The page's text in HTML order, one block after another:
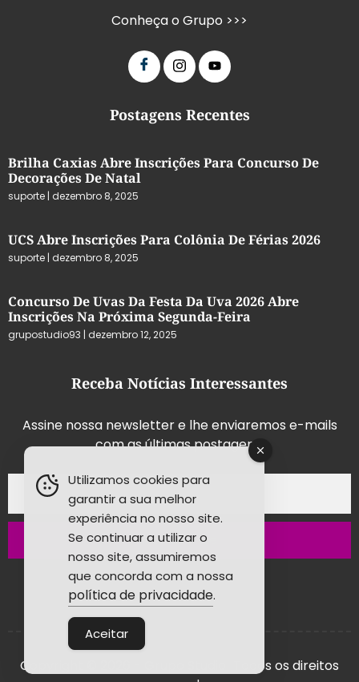
Conheça o Grupo >>>
Postagens Recentes
Brilha Caxias Abre Inscrições Para Concurso De
Decorações De Natal
suporte dezembro 8, 2025
UCS Abre Inscrições Para Colônia De Férias 2026
suporte dezembro 8, 2025
Concurso De Uvas Da Festa Da Uva 2026 Abre
Inscrições Na Próxima Segunda-Feira
grupostudio93 dezembro 12, 2025
Receba Notícias Interessantes
Assine nossa newsletter e lhe enviaremos e-mails
com as últimas postagens.
Inscrever-se
Copyright © 2026 - Grupo Studio! Todos os direitos
Utilizamos cookies para
garantir a sua melhor
experiência no nosso site.
Se continuar a utilizar o
nosso site, assumiremos
que concorda com a nossa
política de privacidade.
Aceitar